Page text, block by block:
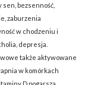
bezsenność,
zaburzenia
w chodzeniu i
depresja.
także aktywowane
w komórkach
D pogarsza